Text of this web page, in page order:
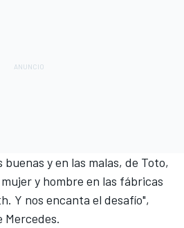
y en las malas, de Toto,
y hombre en las fábricas
Y nos encanta el desafío",